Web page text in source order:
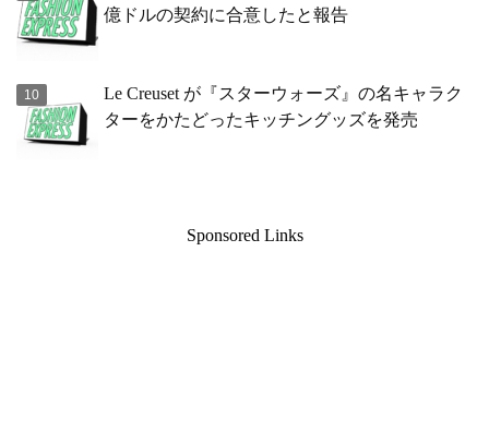
億ドルの契約に合意したと報告
Le Creuset が『スターウォーズ』の名キャラク
ターをかたどったキッチングッズを発売
Sponsored Links